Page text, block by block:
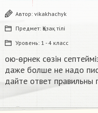
Автор: vikakhachyk
Предмет: Қазақ тiлi
Уровень: 1 - 4 класс
ою-өрнек сөзін
даже болше не надо
дайте ответ правильны